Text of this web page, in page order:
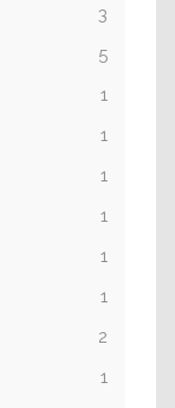
3
5
1
1
1
1
1
1
2
1